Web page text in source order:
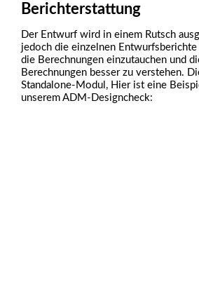
Berichterstattung
Der Entwurf wird in einem Rutsch
jedoch die einzelnen
die Berechnungen einzutauchen und
Berechnungen besser zu verstehen.
Standalone-Modul, Hier ist eine
unserem ADM-Designcheck: